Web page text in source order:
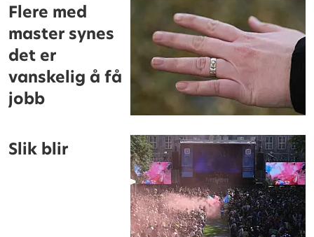
Flere med
master synes
det er
vanskelig å få
jobb
Slik blir